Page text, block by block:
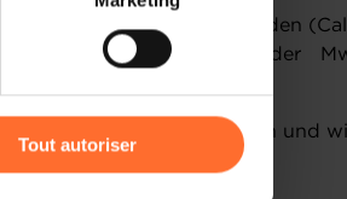
Tout autoriser
Mitgliedstaat gelagert werden
Vereinfachung der
der Transport zuzuordnen und